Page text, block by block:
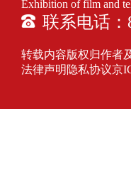
Exhibition of film and
联系电话：
转载内容版权归作者
法律声明隐私协议京